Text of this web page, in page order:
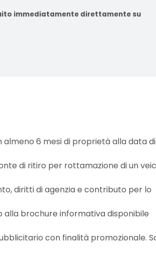
immediatamente direttamente su
almeno 6 mesi di proprietà alla data di
di ritiro per rottamazione di un
diritti di agenzia e contributo per lo
alla brochure informativa disponibile
con finalità promozionale.